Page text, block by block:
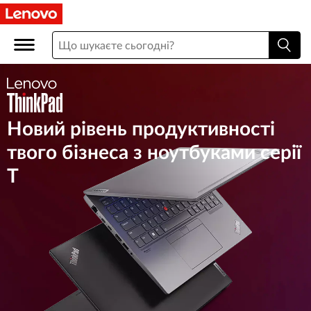
T
h
n
k
P
Новий рівень продуктивності
твого бізнеса з ноутбуками серії
Т